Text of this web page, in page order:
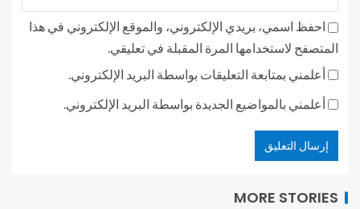
احفظ اسمي، بريدي الإلكتروني، والموقع الإلكتروني في هذا
المتصفح لاستخدامها المرة المقبلة في تعليقي.
أعلمني بمتابعة التعليقات بواسطة البريد الإلكتروني.
أعلمني بالمواضيع الجديدة بواسطة البريد الإلكتروني.
MORE STORIES